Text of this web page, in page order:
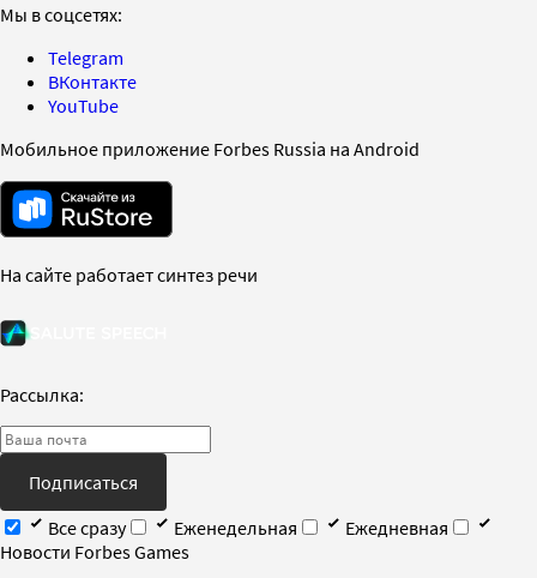
Мы в соцсетях:
Telegram
ВКонтакте
YouTube
Мобильное приложение Forbes Russia на Android
На сайте работает синтез речи
Рассылка:
Подписаться
Все сразу
Еженедельная
Ежедневная
Новости Forbes Games